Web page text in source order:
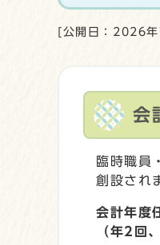
[公開日：2026
会
臨時職員
創設され
会計年度
（年2回